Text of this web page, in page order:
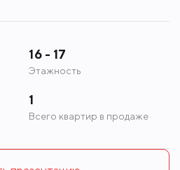
16 - 17
Этажность
1
Всего квартир в продаже